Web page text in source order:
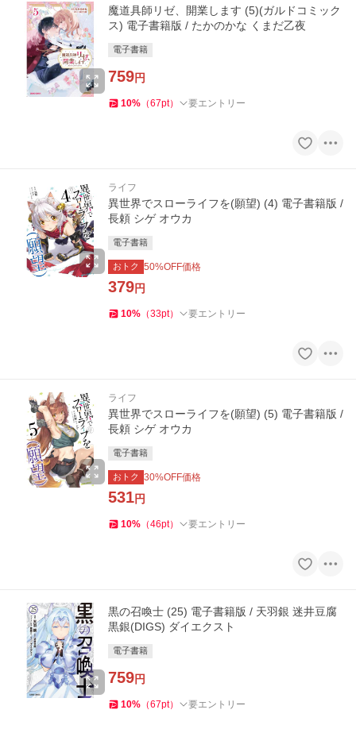
魔道具師リゼ、開業します (5)(ガルドコミック
ス) 電子書籍版 / たかのかな くまだ乙夜
電子書籍
759円
10% （67pt） 要エントリー
ライフ
異世界でスローライフを(願望) (4) 電子書籍版 /
長頼 シゲ オウカ
電子書籍
おトク 50%OFF価格
379円
10% （33pt） 要エントリー
ライフ
異世界でスローライフを(願望) (5) 電子書籍版 /
長頼 シゲ オウカ
電子書籍
おトク 30%OFF価格
531円
10% （46pt） 要エントリー
黒の召喚士 (25) 電子書籍版 / 天羽銀 迷井豆腐
黒銀(DIGS) ダイエクスト
電子書籍
759円
10% （67pt） 要エントリー